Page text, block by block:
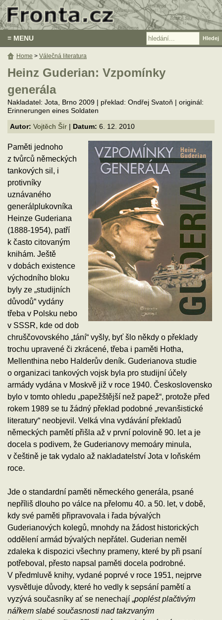
≡ MENU
Heinz Guderian: Vzpomínky
generála
Nakladatel: Jota, Brno 2009 | překlad: Ondřej Svatoň | originál:
Erinnerungen eines Soldaten
Autor: Vojtěch Šír Datum: 6. 12. 2010
Paměti jednoho
z tvůrců německých
tankových sil, i
protivníky
uznávaného
generálplukovníka
Heinze Guderiana
(1888-1954), patří
k často citovaným
knihám. Ještě
v dobách existence
východního bloku
byly ze „studijních
důvodů“ vydány
třeba v Polsku nebo
v SSSR, kde od dob
chruščovovského „tání“ vyšly, byť šlo někdy o překlady
trochu upravené či zkrácené, třeba i paměti Hotha,
Mellenthina nebo Halderův deník. Guderianova studie
o organizaci tankových vojsk byla pro studijní účely
armády vydána v Moskvě již v roce 1940. Československo
bylo v tomto ohledu „papežštější než papež“, protože před
rokem 1989 se tu žádný překlad podobné „revanšistické
literatury“ neobjevil. Velká vlna vydávání překladů
německých pamětí přišla až v první polovině 90. let a je
docela s podivem, že Guderianovy memoáry minula,
v češtině je tak vydalo až nakladatelství Jota v loňském
roce.
Jde o standardní paměti německého generála, psané
nepříliš dlouho po válce na přelomu 40. a 50. let, v době,
kdy své paměti připravovala i řada bývalých
Guderianových kolegů, mnohdy na žádost historických
oddělení armád bývalých nepřátel. Guderian neměl
zdaleka k dispozici všechny prameny, které by při psaní
potřeboval, přesto napsal paměti docela podrobné.
V předmluvě knihy, vydané poprvé v roce 1951, nejprve
vysvětluje důvody, které ho vedly k sepsání pamětí a
vyzývá současníky ať se nenechají „poplést plačtivým
nářkem slabé současnosti nad takzvaným
Home > Válečná literatura